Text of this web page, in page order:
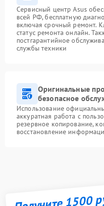
Сервисный центр Asus
всей РФ, бесплатную
включая срочный ремонт.
статус ремонта онлайн.
постгарантийное
службы техники
Оригинальные
безопасное
Использование
аккуратная работа с
резервное копирование,
восстановление